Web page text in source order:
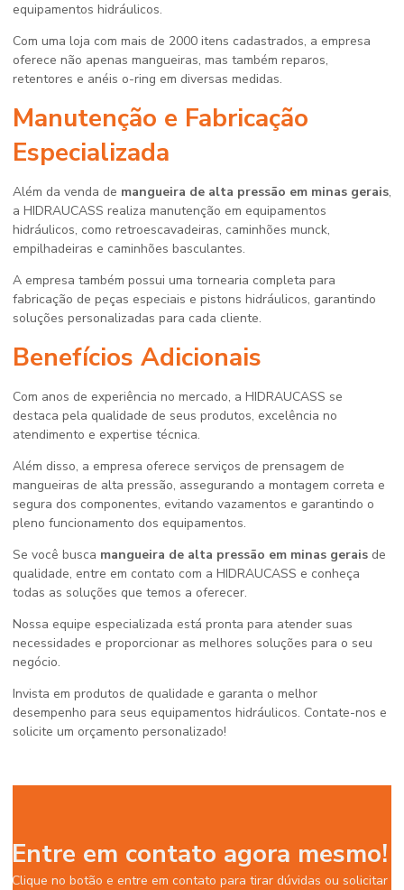
equipamentos hidráulicos.
Com uma loja com mais de 2000 itens cadastrados, a empresa
oferece não apenas mangueiras, mas também reparos,
retentores e anéis o-ring em diversas medidas.
Manutenção e Fabricação
Especializada
Além da venda de mangueira de alta pressão em minas gerais,
a HIDRAUCASS realiza manutenção em equipamentos
hidráulicos, como retroescavadeiras, caminhões munck,
empilhadeiras e caminhões basculantes.
A empresa também possui uma tornearia completa para
fabricação de peças especiais e pistons hidráulicos, garantindo
soluções personalizadas para cada cliente.
Benefícios Adicionais
Com anos de experiência no mercado, a HIDRAUCASS se
destaca pela qualidade de seus produtos, excelência no
atendimento e expertise técnica.
Além disso, a empresa oferece serviços de prensagem de
mangueiras de alta pressão, assegurando a montagem correta e
segura dos componentes, evitando vazamentos e garantindo o
pleno funcionamento dos equipamentos.
Se você busca mangueira de alta pressão em minas gerais de
qualidade, entre em contato com a HIDRAUCASS e conheça
todas as soluções que temos a oferecer.
Nossa equipe especializada está pronta para atender suas
necessidades e proporcionar as melhores soluções para o seu
negócio.
Invista em produtos de qualidade e garanta o melhor
desempenho para seus equipamentos hidráulicos. Contate-nos e
solicite um orçamento personalizado!
Entre em contato agora mesmo!
Clique no botão e entre em contato para tirar dúvidas ou solicitar